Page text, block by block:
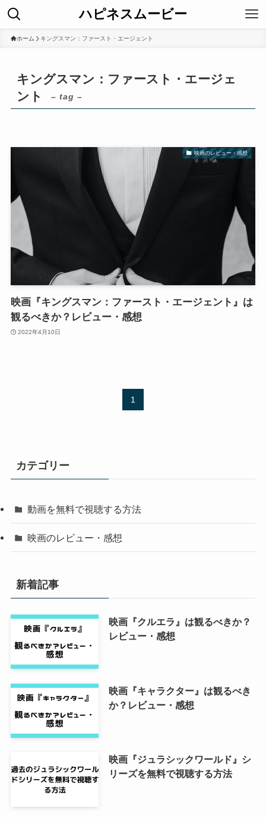
ハピネスムービー
ホーム キングスマン：ファースト・エージェント
キングスマン：ファースト・エージェ
ント
– tag –
映画のレビュー・感想
映画『キングスマン：ファースト・エージェント』は
観るべきか？レビュー・感想
2022年4月10日
1
カテゴリー
動画を無料で視聴する方法
映画のレビュー・感想
新着記事
映画『クルエラ』は観るべきか？
レビュー・感想
映画『キャラクター』は観るべき
か？レビュー・感想
映画『ジュラシックワールド』シ
リーズを無料で視聴する方法